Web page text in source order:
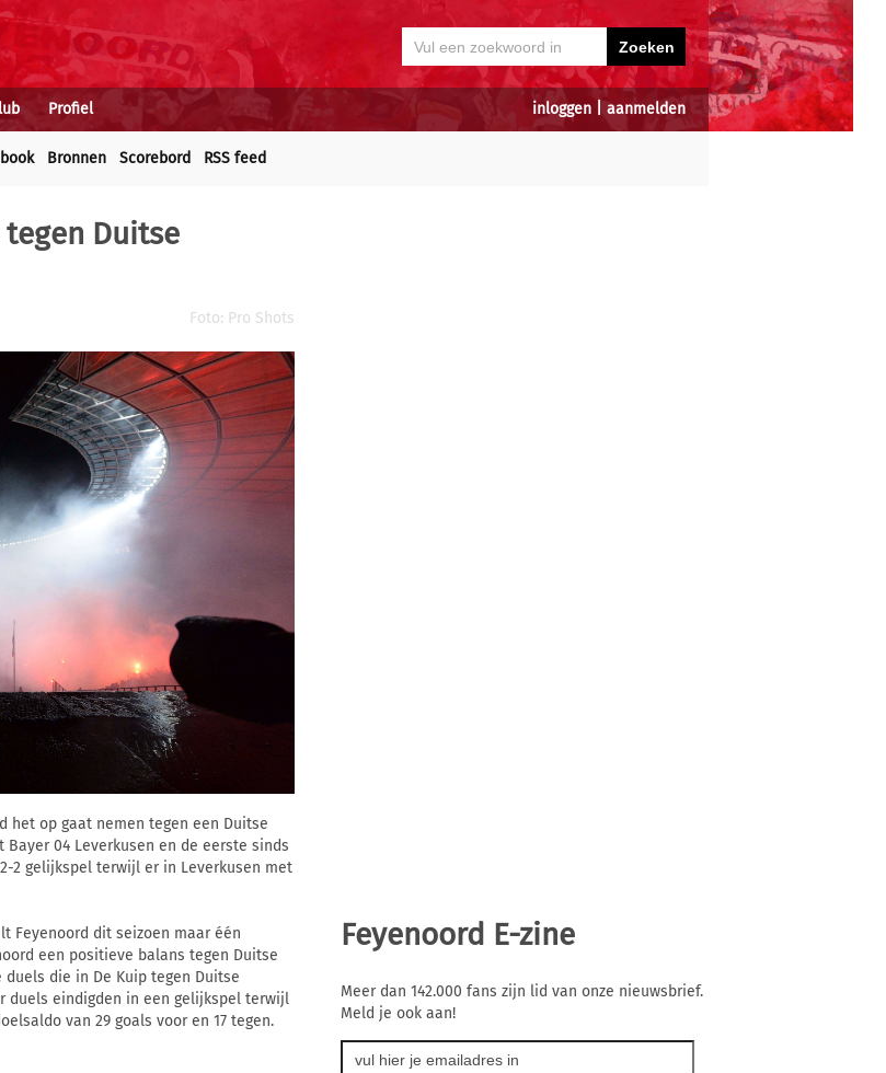
inloggen aanmelden
Profiel
Bronnen Scorebord RSS feed
Duitse
Foto: Pro Shots
het op gaat nemen tegen een Duitse
04 Leverkusen en de eerste sinds
2 gelijkspel terwijl er in Leverkusen met
Feyenoord dit seizoen maar één
een positieve balans tegen Duitse
die in De Kuip tegen Duitse
duels eindigden in een gelijkspel terwijl
van 29 goals voor en 17 tegen.
Feyenoord E-zine
Meer dan 142.000 fans zijn lid van onze nieuwsbrief.
Meld je ook aan!